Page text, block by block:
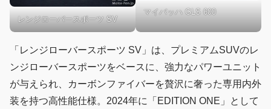
レンジローバースポーツ SV
マイバッハ GLS 600
「レンジローバースポーツ SV」は、プレミアムSUVのレ
ンジローバースポーツをベースに、強力なパワーユニット
が与えられ、カーボンファイバーを贅沢に奢った専用内外
装を持つ高性能仕様。2024年に「EDITION ONE」として